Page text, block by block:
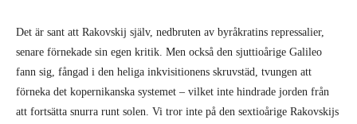
Det är sant att Rakovskij själv, nedbruten av byråkratins repressalier,
senare förnekade sin egen kritik. Men också den sjuttioårige Galileo
fann sig, fångad i den heliga inkvisitionens skruvstäd, tvungen att
förneka det kopernikanska systemet – vilket inte hindrade jorden från
att fortsätta snurra runt solen. Vi tror inte på den sextioårige Rakovskijs